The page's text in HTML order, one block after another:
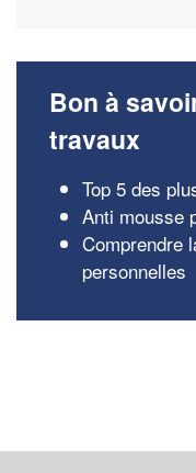
Bon à
travaux
Top 5 des
Anti mousse
Comprendre
personnelles